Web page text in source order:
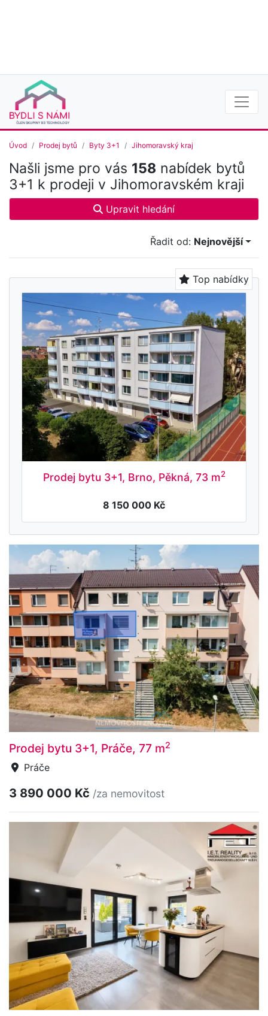
Úvod Prodej bytů Byty 3+1 Jihomoravský kraj
Našli jsme pro vás 158 nabídek bytů
3+1 k prodeji v Jihomoravském kraji
Upravit hledání
Řadit od: Nejnovější
Top nabídky
Prodej bytu 3+1, Brno, Pěkná, 73 m2
8 150 000 Kč
Prodej bytu 3+1, Práče, 77 m2
Práče
3 890 000 Kč /za nemovitost